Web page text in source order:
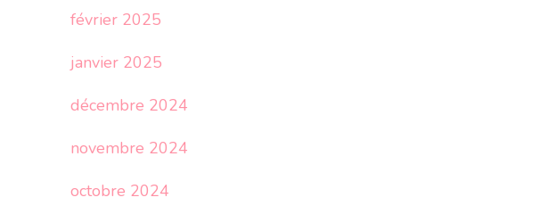
février 2025
janvier 2025
décembre 2024
novembre 2024
octobre 2024